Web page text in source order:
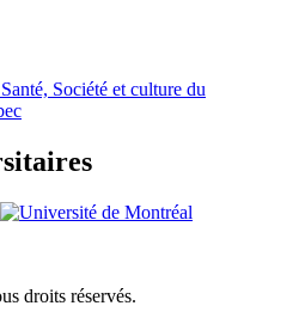
Société et culture du
droits réservés.